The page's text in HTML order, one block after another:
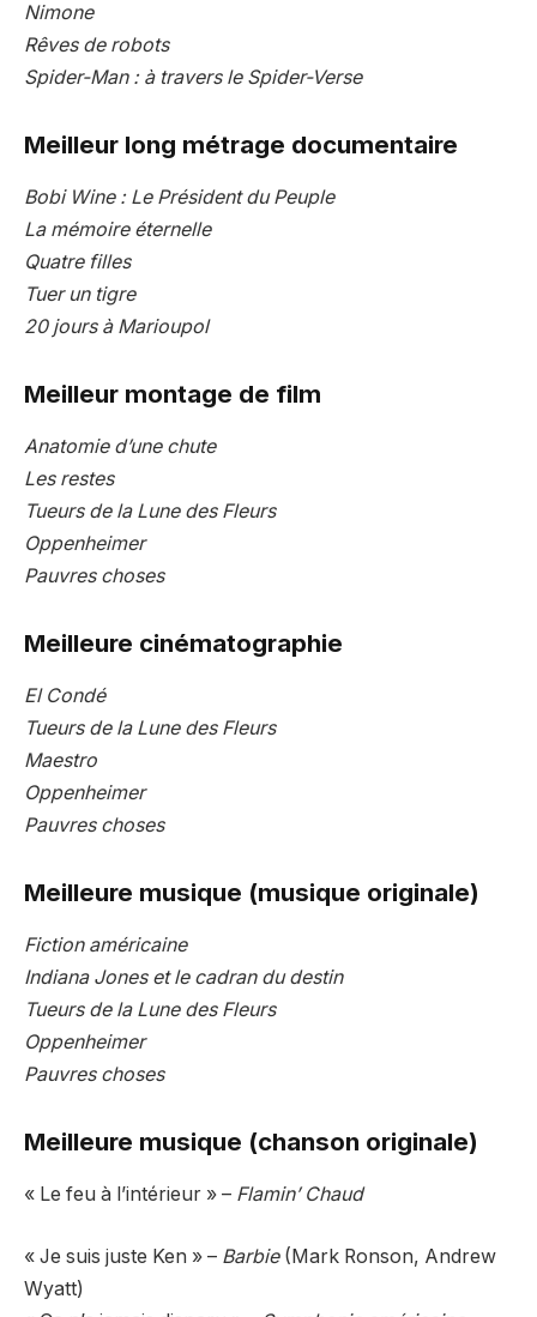
Nimone
Rêves de robots
Spider-Man : à travers le Spider-Verse
Meilleur long métrage documentaire
Bobi Wine : Le Président du Peuple
La mémoire éternelle
Quatre filles
Tuer un tigre
20 jours à Marioupol
Meilleur montage de film
Anatomie d’une chute
Les restes
Tueurs de la Lune des Fleurs
Oppenheimer
Pauvres choses
Meilleure cinématographie
El Condé
Tueurs de la Lune des Fleurs
Maestro
Oppenheimer
Pauvres choses
Meilleure musique (musique originale)
Fiction américaine
Indiana Jones et le cadran du destin
Tueurs de la Lune des Fleurs
Oppenheimer
Pauvres choses
Meilleure musique (chanson originale)
« Le feu à l’intérieur » – Flamin’ Chaud
« Je suis juste Ken » – Barbie(Mark Ronson, Andrew
Wyatt)